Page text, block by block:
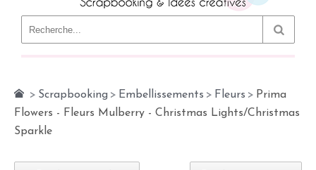
> Scrapbooking > Embellissements > Fleurs > Prima
Flowers - Fleurs Mulberry - Christmas Lights/Christmas
Sparkle